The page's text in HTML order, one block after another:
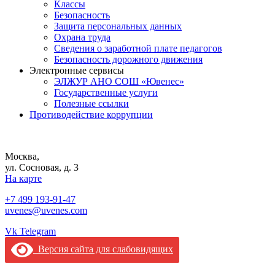
Классы
Безопасность
Защита персональных данных
Охрана труда
Сведения о заработной плате педагогов
Безопасность дорожного движения
Электронные сервисы
ЭЛЖУР АНО СОШ «Ювенес»
Государственные услуги
Полезные ссылки
Противодействие коррупции
Москва,
ул. Сосновая, д. 3
На карте
+7 499 193-91-47
uvenes@uvenes.com
Vk Telegram
Версия сайта для слабовидящих